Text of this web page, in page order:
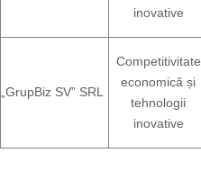
inovative
„GrupBiz SV” SRL
Competitivitate
economică și
tehnologii
inovative